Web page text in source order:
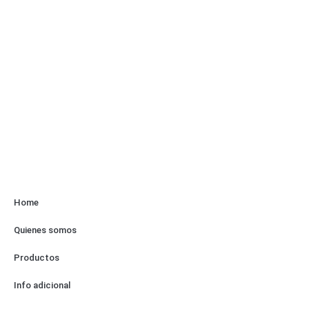
Home
Quienes somos
Productos
Info adicional